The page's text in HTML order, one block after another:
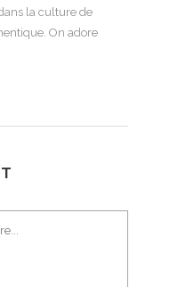
la culture de
On adore